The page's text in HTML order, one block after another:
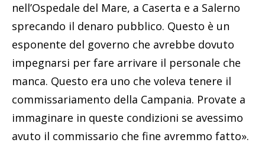
nell’Ospedale del Mare, a Caserta e a Salerno
sprecando il denaro pubblico. Questo è un
esponente del governo che avrebbe dovuto
impegnarsi per fare arrivare il personale che
manca. Questo era uno che voleva tenere il
commissariamento della Campania. Provate a
immaginare in queste condizioni se avessimo
avuto il commissario che fine avremmo fatto».